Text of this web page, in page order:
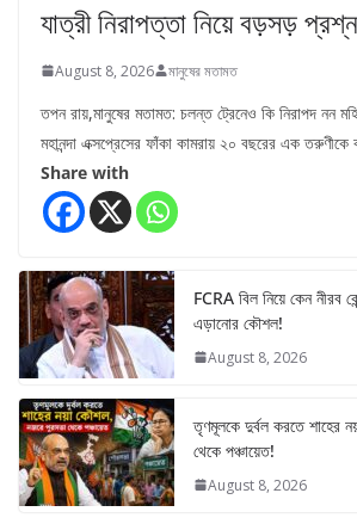
যাত্রী নিরাপত্তা নিয়ে বড়সড়
August 8, 2026 মানুষের মতামত
তপন রায়,মানুষের মতামত: চলন্ত ট্রেনেও কি নিরাপদ নন
মহানন্দা এক্সপ্রেসের ফাঁকা কামরায় ২০ বছরের এক তরুণীকে
Share with
FCRA বিল নিয়ে কেন নীরব
এড়ানোর কৌশল!
August 8, 2026
তৃণমূলকে দুর্বল করতে শাহের
থেকে পঞ্চায়েত!
August 8, 2026